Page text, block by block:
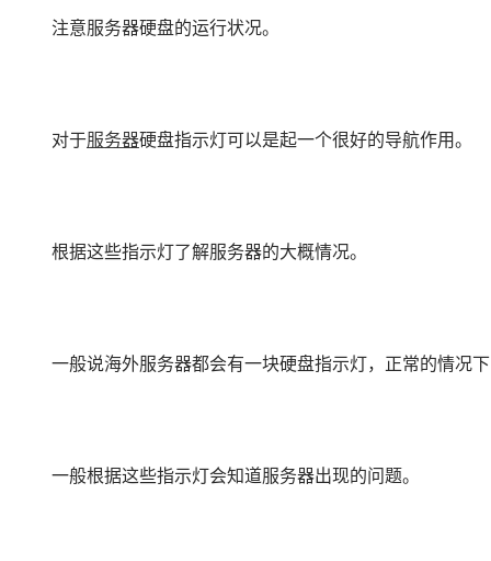
注意服务器硬盘的运行状况。
对于服务器硬盘指示灯可以是起一个很好的导航作用。
根据这些指示灯了解服务器的大概情况。
一般说海外服务器都会有一块硬盘指示灯，正常的情况
一般根据这些指示灯会知道服务器出现的问题。